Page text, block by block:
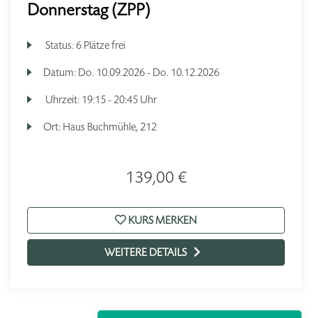
Donnerstag (ZPP)
Status:6 Plätze frei
Datum: Do. 10.09.2026 - Do. 10.12.2026
Uhrzeit: 19:15 - 20:45 Uhr
Ort: Haus Buchmühle, 212
139,00 €
KURS MERKEN
WEITERE DETAILS